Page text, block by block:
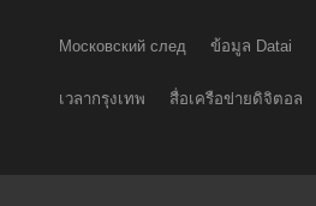
Московский след ข้อมูล Datai
เวลากรุงเทพ สื่อเครือข่ายดิจิตอล